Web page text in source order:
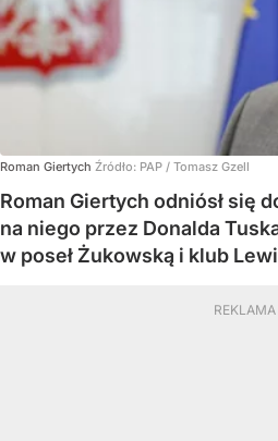
Roman Giertych Źródło: PAP / Tomasz Gzell
Roman Giertych odniósł się
na niego przez Donalda
w poseł Żukowską i klub